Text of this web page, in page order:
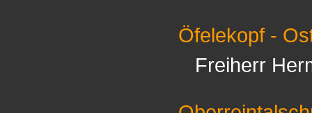
Öfelekopf -
Freiherr